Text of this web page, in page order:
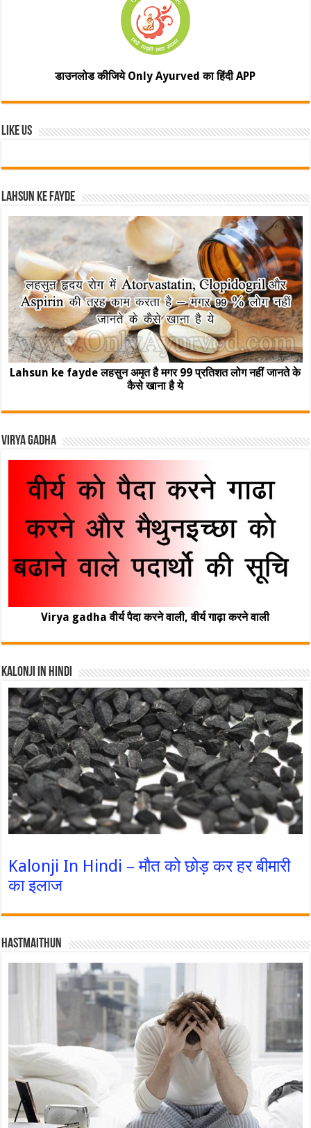
डाउनलोड कीजिये Only Ayurved का हिंदी APP
Like Us
Lahsun ke fayde
Lahsun ke fayde लहसुन अमृत है मगर 99 प्रतिशत लोग नहीं जानते के
कैसे खाना है ये
Virya Gadha
Virya gadha वीर्य पैदा करने वाली, वीर्य गाढ़ा करने वाली
Kalonji In Hindi
Kalonji In Hindi – मौत को छोड़ कर हर बीमारी
का इलाज
Hastmaithun